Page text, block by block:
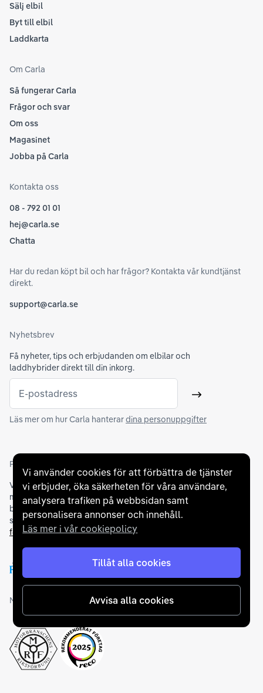
Vi använder cookies för att förbättra de tjänster
vi erbjuder, öka säkerheten för våra användare,
analysera trafiken på webbsidan samt
personalisera annonser och innehåll.
Läs mer i vår cookiepolicy
Tillåt alla cookies
Avvisa alla cookies
Sälj elbil
Byt till elbil
Laddkarta
Om Carla
Så fungerar Carla
Frågor och svar
Om oss
Magasinet
Jobba på Carla
Kontakta oss
08 - 792 01 01
hej@carla.se
Chatta
Har du redan köpt bil och har frågor? Kontakta vår kundtjänst
direkt.
support@carla.se
Nyhetsbrev
Få nyheter, tips och erbjudanden om elbilar och
laddhybrider direkt till din inkorg.
E-postadress Skicka
Läs mer om hur Carla hanterardina personuppgifter
Partners och betallösningar
Vi samarbetar medflertalet banker för att erbjuda dig bästa
möjliga finansieringslösning och stödjer en rad olika
betalningsmetoder. För att du ska känna dig trygg vid ditt köp
samarbetar vi med Folksam och AutoConcept gällande
försäkringar och garantier.
Medlemskap och utmärkelser